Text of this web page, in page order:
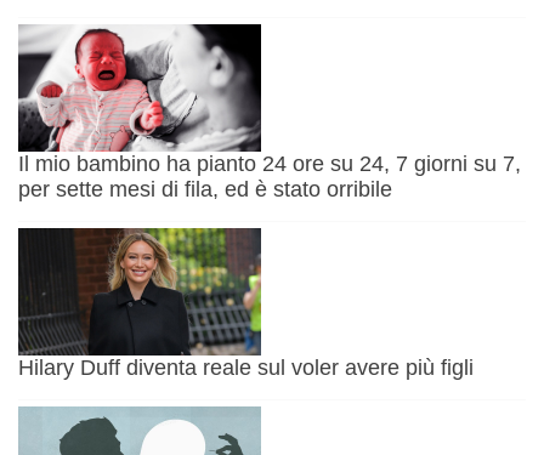
Il mio bambino ha pianto 24 ore su 24, 7 giorni su 7,
per sette mesi di fila, ed è stato orribile
Hilary Duff diventa reale sul voler avere più figli